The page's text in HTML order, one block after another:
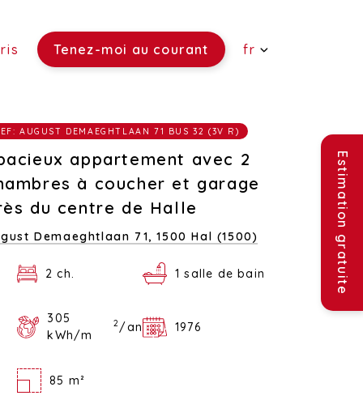
Tenez-moi au courant fr
AUGUST DEMAEGHTLAAN 71 BUS 32 (3V R)
appartement avec 2
à coucher et garage
du centre de Halle
Demaeghtlaan 71,1500 Hal (1500)
2 ch. 1 salle de bain
305
kWh/m
2 /an 1976
85 m²
Estimation gratuite